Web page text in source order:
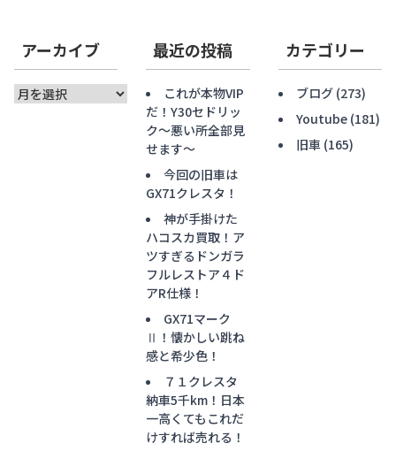
アーカイブ
ア
最近の投稿
これが本物VIP
だ！Y30セドリッ
ク〜悪い所全部見
せます〜
今回の旧車は
GX71クレスタ！
神が手掛けた
ハコスカ買取！ア
ツすぎるドンガラ
フルレストア４ド
アR仕様！
GX71マーク
Ⅱ！懐かしい跳ね
感と希少色！
７１クレスタ
納車5千km！日本
一高くてもこれだ
けすれば売れる！
カテゴリー
ブログ(273)
Youtube(181)
旧車 (165)